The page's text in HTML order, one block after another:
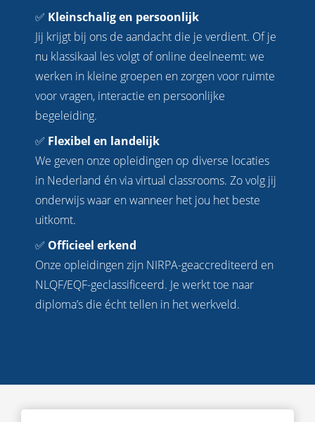
✅ Kleinschalig en persoonlijk
Jij krijgt bij ons de aandacht die je verdient. Of je
nu klassikaal les volgt of online deelneemt: we
werken in kleine groepen en zorgen voor ruimte
voor vragen, interactie en persoonlijke
begeleiding.
✅ Flexibel en landelijk
We geven onze opleidingen op diverse locaties
in Nederland én via virtual classrooms. Zo volg jij
onderwijs waar en wanneer het jou het beste
uitkomt.
✅ Officieel erkend
Onze opleidingen zijn NIRPA-geaccrediteerd en
NLQF/EQF-geclassificeerd. Je werkt toe naar
diploma’s die écht tellen in het werkveld.